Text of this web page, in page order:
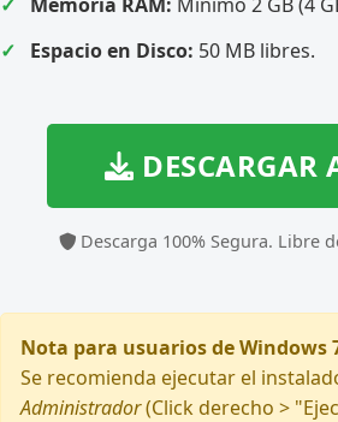
Espacio en Disco: 50 MB libres.
DESCARGAR
Descarga 100% Segura. Libre
Nota para usuarios de Windows
Se recomienda ejecutar el
Administrador(Click derecho >